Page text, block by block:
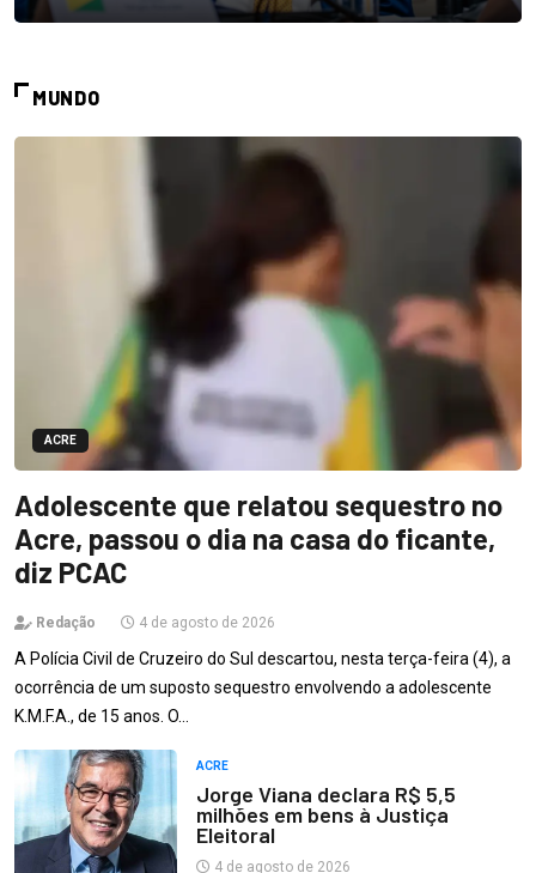
MUNDO
ACRE
Adolescente que relatou sequestro no
Acre, passou o dia na casa do ficante,
diz PCAC
Redação 4 de agosto de 2026
A Polícia Civil de Cruzeiro do Sul descartou, nesta terça-feira (4), a
ocorrência de um suposto sequestro envolvendo a adolescente
K.M.F.A., de 15 anos. O…
ACRE
Jorge Viana declara R$ 5,5
milhões em bens à Justiça
Eleitoral
4 de agosto de 2026